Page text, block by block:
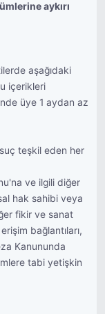
aykırı
aşağıdaki
içerikleri
üye 1 aydan az
teşkil eden her
ve ilgili diğer
hak sahibi veya
fikir ve sanat
bağlantıları,
Kanununda
tabi yetişkin